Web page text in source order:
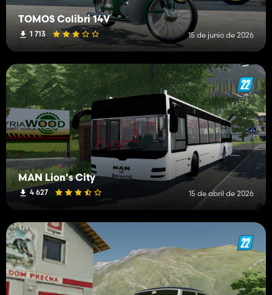
TOMOS Colibri 14V
1 713 15 de junio de 2026
MAN Lion's City
4 627 15 de abril de 2026